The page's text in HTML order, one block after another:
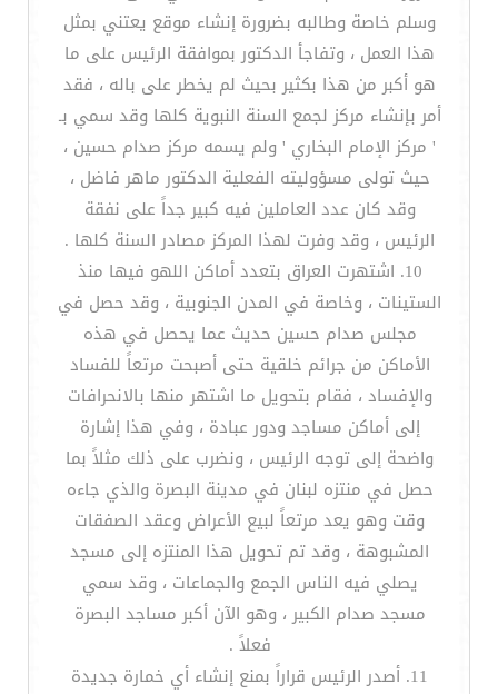
وسلم خاصة وطالبه بضرورة إنشاء موقع يعتني بمثل
هذا العمل ، وتفاجأ الدكتور بموافقة الرئيس على ما
هو أكبر من هذا بكثير بحيث لم يخطر على باله ، فقد
أمر بإنشاء مركز لجمع السنة النبوية كلها وقد سمي بـ
' مركز الإمام البخاري ' ولم يسمه مركز صدام حسين ،
حيث تولى مسؤوليته الفعلية الدكتور ماهر فاضل ،
وقد كان عدد العاملين فيه كبير جداً على نفقة
الرئيس ، وقد وفرت لهذا المركز مصادر السنة كلها .
10. اشتهرت العراق بتعدد أماكن اللهو فيها منذ
الستينات ، وخاصة في المدن الجنوبية ، وقد حصل في
مجلس صدام حسين حديث عما يحصل في هذه
الأماكن من جرائم خلقية حتى أصبحت مرتعاً للفساد
والإفساد ، فقام بتحويل ما اشتهر منها بالانحرافات
إلى أماكن مساجد ودور عبادة ، وفي هذا إشارة
واضحة إلى توجه الرئيس ، ونضرب على ذلك مثلاً بما
حصل في منتزه لبنان في مدينة البصرة والذي جاءه
وقت وهو يعد مرتعاً لبيع الأعراض وعقد الصفقات
المشبوهة ، وقد تم تحويل هذا المنتزه إلى مسجد
يصلي فيه الناس الجمع والجماعات ، وقد سمي
مسجد صدام الكبير ، وهو الآن أكبر مساجد البصرة
فعلاً .
11. أصدر الرئيس قراراً بمنع إنشاء أي خمارة جديدة